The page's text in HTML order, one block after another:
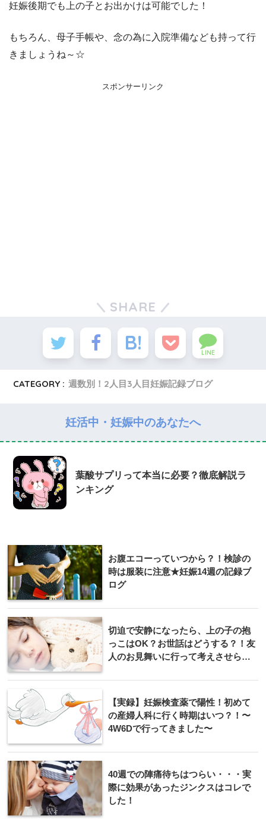
妊娠後期でも上の子とお出かけは可能でした！
もちろん、母子手帳や、念の為に入院準備なども持って行
きましょうね～☆
スポンサーリンク
SHARE
LINE
CATEGORY : 週数別！2人目3人目妊娠記録ブログ
妊活中・妊娠中のあなたへ
葉酸サプリって本当に必要？徹底解説ラ
ンキング
お腹エコーっていつから？！検診の
時は服装に注意★妊娠14週の記録ブ
ログ
切迫で安静になったら、上の子の抱
っこはOK？お世話はどうする？！友
人のお見舞いに行って考えさせられ
【実録】妊娠検査薬で陽性！初めて
の産婦人科に行く時期はいつ？！〜
4W6Dで行ってきました〜
40週での陣痛待ちはつらい・・・実
際に効果があったジンクスはコレで
した！